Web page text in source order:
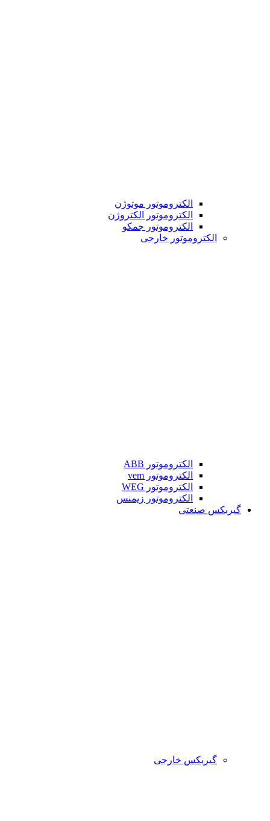
الکتروموتور موتوژن
الکتروموتور الکتروژن
الکتروموتور جمکو
الکتروموتور خارجی
الکتروموتور ABB
الکتروموتور vem
الکتروموتور WEG
الکتروموتور زیمنس
گیربکس صنعتی
گیربکس خارجی